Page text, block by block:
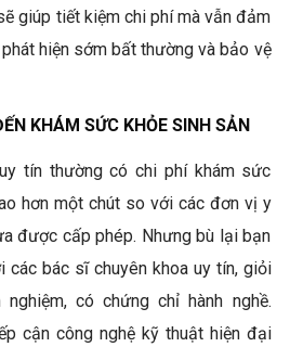
giúp tiết kiệm chi phí mà vẫn đảm
hiện sớm bất thường và bảo vệ
KHÁM SỨC KHỎE SINH SẢN
tín thường có chi phí khám sức
hơn một chút so với các đơn vị y
được cấp phép. Nhưng bù lại bạn
các bác sĩ chuyên khoa uy tín, giỏi
nghiệm, có chứng chỉ hành nghề.
cận công nghệ kỹ thuật hiện đại